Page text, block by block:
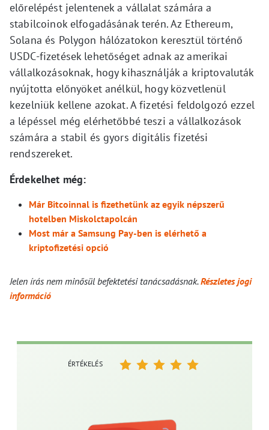
előrelépést jelentenek a vállalat számára a
stabilcoinok elfogadásának terén. Az Ethereum,
Solana és Polygon hálózatokon keresztül történő
USDC-fizetések lehetőséget adnak az amerikai
vállalkozásoknak, hogy kihasználják a kriptovaluták
nyújtotta előnyöket anélkül, hogy közvetlenül
kezelniük kellene azokat. A fizetési feldolgozó ezzel
a lépéssel még elérhetőbbé teszi a vállalkozások
számára a stabil és gyors digitális fizetési
rendszereket.
Érdekelhet még:
Már Bitcoinnal is fizethetünk az egyik népszerű
hotelben Miskolctapolcán
Most már a Samsung Pay-ben is elérhető a
kriptofizetési opció
Jelen írás nem minősül befektetési tanácsadásnak.Részletes jogi
információ
ÉRTÉKELÉS